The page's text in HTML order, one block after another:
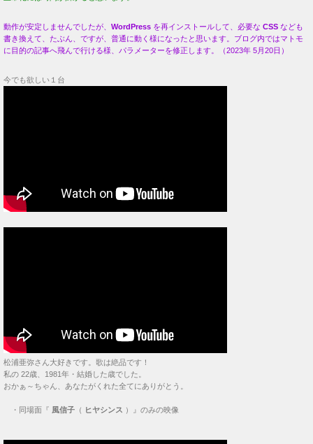
動作が安定しませんでしたが、 WordPress を再インストールして、必要な CSS なども
書き換えて、たぶん、ですが、普通に動く様になったと思います。ブログ内ではマトモ
に目的の記事へ飛んで行ける様、パラメーターを修正します。（2023年 5月20日）
今でも欲しい１台
松浦亜弥さん大好きです。歌は絶品です！
私の 22歳、1981年・結婚した歳でした。
おかぁ～ちゃん、あなたがくれた全てにありがとう。
・ 同場面『 風信子 （ ヒヤシンス ）』のみの映像